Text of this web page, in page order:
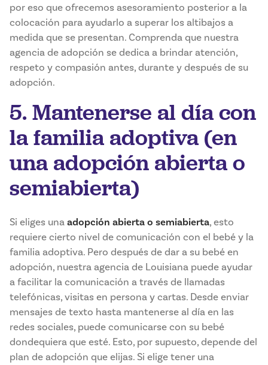
por eso que ofrecemos asesoramiento posterior a la
colocación para ayudarlo a superar los altibajos a
medida que se presentan. Comprenda que nuestra
agencia de adopción se dedica a brindar atención,
respeto y compasión antes, durante y después de su
adopción.
5. Mantenerse al día con
la familia adoptiva (en
una adopción abierta o
semiabierta)
Si eliges unaadopción abierta o semiabierta, esto
requiere cierto nivel de comunicación con el bebé y la
familia adoptiva. Pero después de dar a su bebé en
adopción, nuestra agencia de Louisiana puede ayudar
a facilitar la comunicación a través de llamadas
telefónicas, visitas en persona y cartas. Desde enviar
mensajes de texto hasta mantenerse al día en las
redes sociales, puede comunicarse con su bebé
dondequiera que esté. Esto, por supuesto, depende del
plan de adopción que elijas. Si elige tener una